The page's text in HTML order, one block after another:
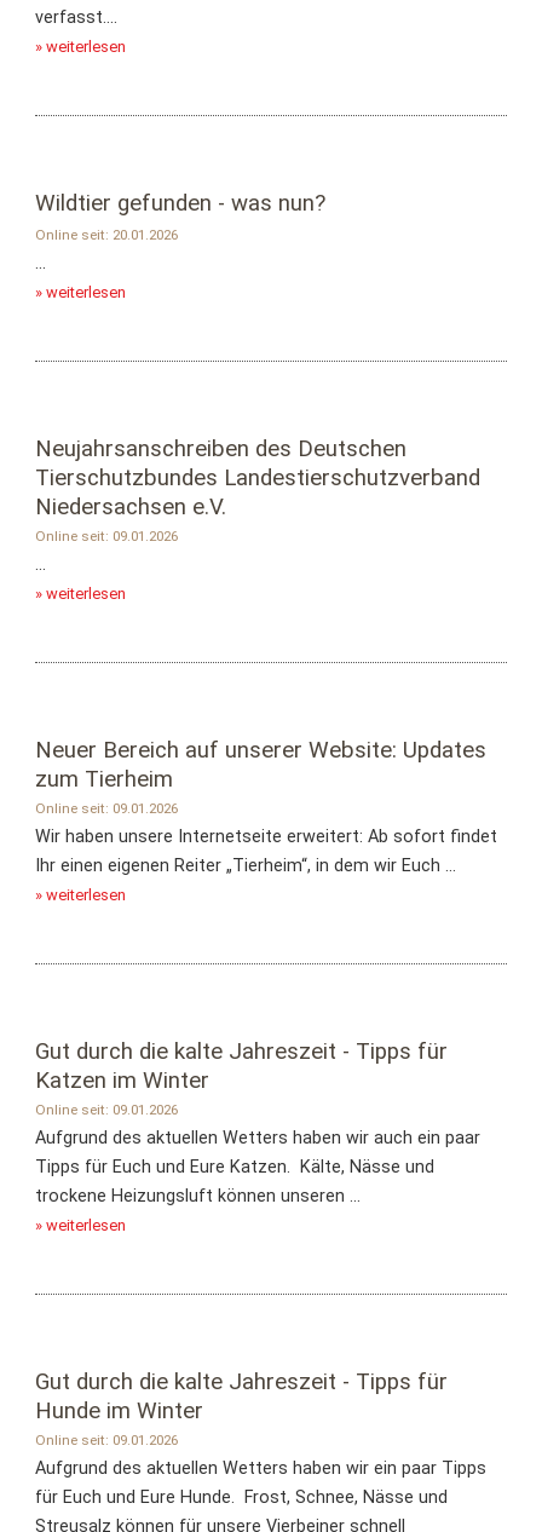
verfasst....
» weiterlesen
Wildtier gefunden - was nun?
Online seit: 20.01.2026
...
» weiterlesen
Neujahrsanschreiben des Deutschen
Tierschutzbundes Landestierschutzverband
Niedersachsen e.V.
Online seit: 09.01.2026
...
» weiterlesen
Neuer Bereich auf unserer Website: Updates
zum Tierheim
Online seit: 09.01.2026
Wir haben unsere Internetseite erweitert: Ab sofort findet
Ihr einen eigenen Reiter „Tierheim“, in dem wir Euch ...
» weiterlesen
Gut durch die kalte Jahreszeit - Tipps für
Katzen im Winter
Online seit: 09.01.2026
Aufgrund des aktuellen Wetters haben wir auch ein paar
Tipps für Euch und Eure Katzen. Kälte, Nässe und
trockene Heizungsluft können unseren ...
» weiterlesen
Gut durch die kalte Jahreszeit - Tipps für
Hunde im Winter
Online seit: 09.01.2026
Aufgrund des aktuellen Wetters haben wir ein paar Tipps
für Euch und Eure Hunde. Frost, Schnee, Nässe und
Streusalz können für unsere Vierbeiner schnell